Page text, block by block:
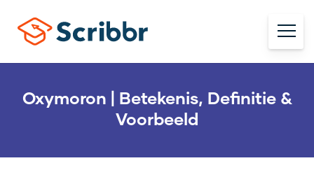
Oxymoron | Betekenis, Definitie &
Voorbeeld